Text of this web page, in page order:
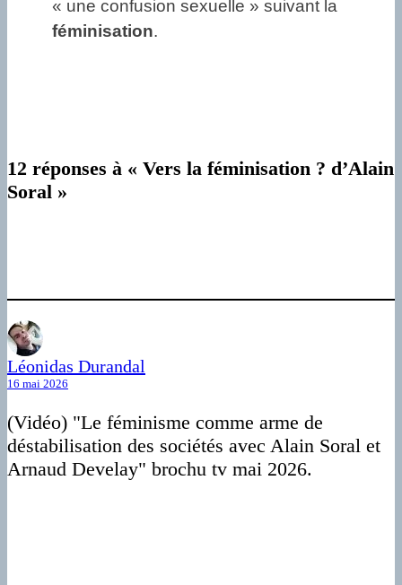
« une confusion sexuelle » suivant la
féminisation.
12 réponses à « Vers la féminisation ? d’Alain
Soral »
Léonidas Durandal
16 mai 2026
(Vidéo) "Le féminisme comme arme de
déstabilisation des sociétés avec Alain Soral et
Arnaud Develay" brochu tv mai 2026.